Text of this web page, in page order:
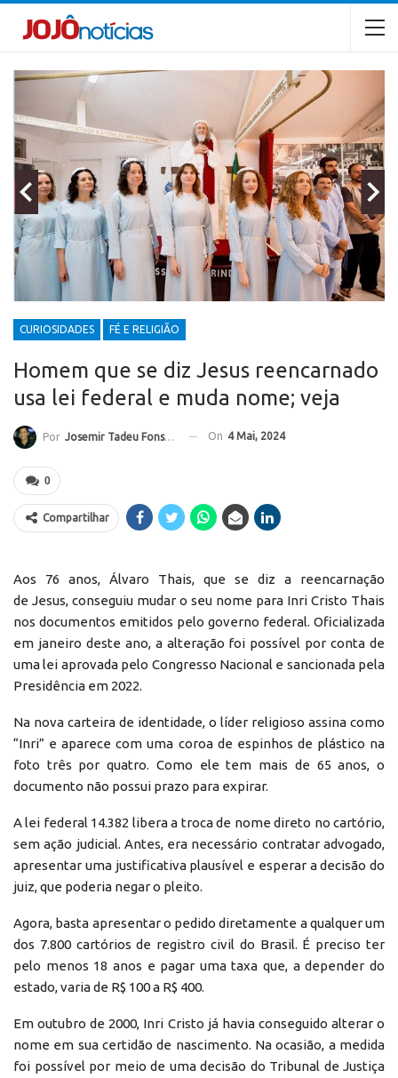
CURIOSIDADES FÉ E RELIGIÃO
Homem que se diz Jesus reencarnado
usa lei federal e muda nome; veja
Por Josemir Tadeu Fonseca On 4 Mai, 2024
0
Compartilhar
Aos 76 anos, Álvaro Thais, que se diz a reencarnação
de Jesus, conseguiu mudar o seu nome para Inri Cristo Thais
nos documentos emitidos pelo governo federal. Oficializada
em janeiro deste ano, a alteração foi possível por conta de
uma lei aprovada pelo Congresso Nacional e sancionada pela
Presidência em 2022.
Na nova carteira de identidade, o líder religioso assina como
“Inri” e aparece com uma coroa de espinhos de plástico na
foto três por quatro. Como ele tem mais de 65 anos, o
documento não possui prazo para expirar.
A lei federal 14.382 libera a troca de nome direto no cartório,
sem ação judicial. Antes, era necessário contratar advogado,
apresentar uma justificativa plausível e esperar a decisão do
juiz, que poderia negar o pleito.
Agora, basta apresentar o pedido diretamente a qualquer um
dos 7.800 cartórios de registro civil do Brasil. É preciso ter
pelo menos 18 anos e pagar uma taxa que, a depender do
estado, varia de R$ 100 a R$ 400.
Em outubro de 2000, Inri Cristo já havia conseguido alterar o
nome em sua certidão de nascimento. Na ocasião, a medida
foi possível por meio de uma decisão do Tribunal de Justiça